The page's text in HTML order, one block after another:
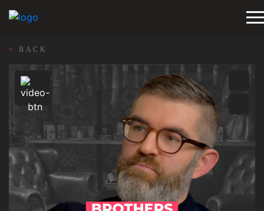
< BACK